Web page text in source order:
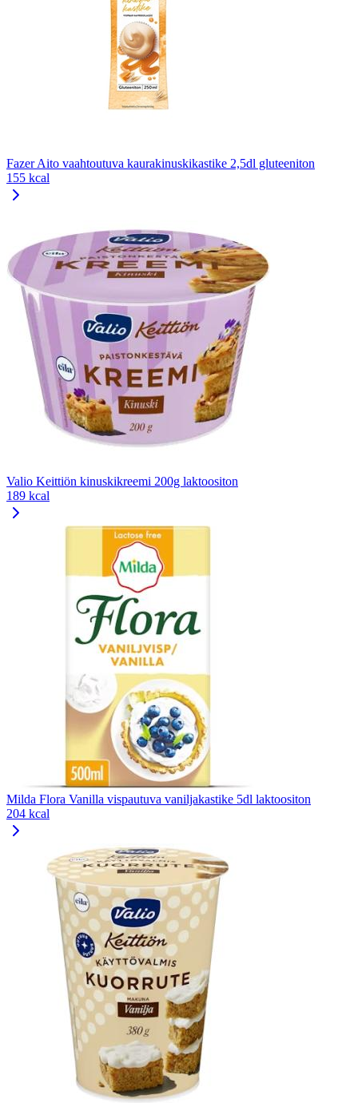
Fazer Aito vaahtoutuva kaurakinuskikastike 2,5dl gluteeniton
155 kcal
Valio Keittiön kinuskikreemi 200g laktoositon
189 kcal
Milda Flora Vanilla vispautuva vaniljakastike 5dl laktoositon
204 kcal